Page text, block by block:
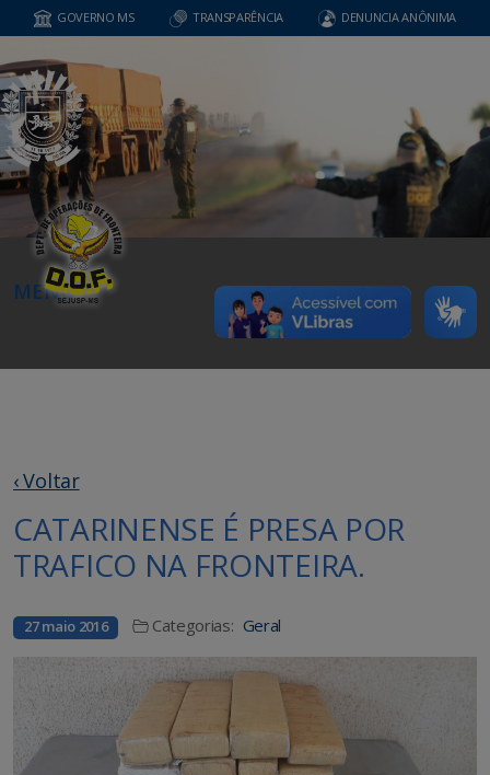
GOVERNO MS TRANSPARÊNCIA DENUNCIA ANÔNIMA
MENU
‹ Voltar
CATARINENSE É PRESA POR
TRAFICO NA FRONTEIRA.
27 maio 2016 Categorias: Geral